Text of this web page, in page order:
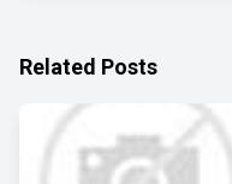
Related Posts